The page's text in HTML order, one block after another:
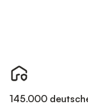
145.000